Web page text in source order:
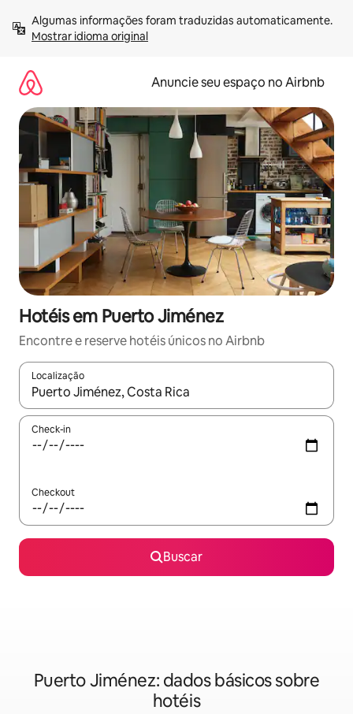
para
Mostrar idioma original
Anuncie seu espaço no Airbnb
Hotéis em Puerto Jiménez
Encontre e reserve hotéis únicos no Airbnb
Localização
Quando os resultados estiverem disponíveis, explore-os
Check-in
Checkout
Buscar
Puerto Jiménez: dados básicos sobre
hotéis